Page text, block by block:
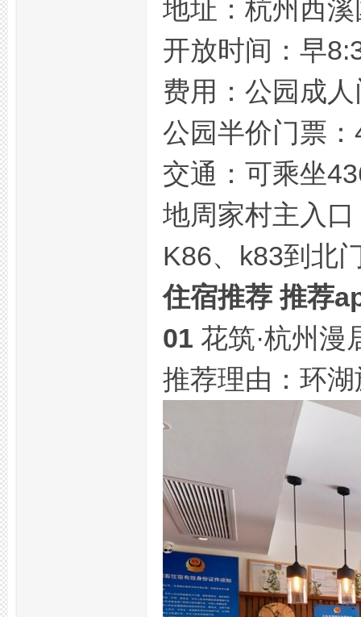
地址：杭州西
开放时间：早
费用：公园成
公园半价门票
交通：可乘坐
地周家村主入
K86、k83到北
住宿推荐 推荐
01 花筑·杭州漫
推荐理由：环